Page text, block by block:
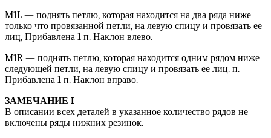
М1L — поднять петлю, которая находится на два ряда ниже
только что провязанной петли, на левую спицу и провязать ее
лиц, Прибавлена 1 п. Наклон влево.
M1R — поднять петлю, которая находится одним рядом ниже
следующей петли, на левую спицу и провязать ее лиц. п.
Прибавлена 1 п. Наклон вправо.
ЗАМЕЧАНИЕ I
В описании всех деталей в указанное количество рядов не
включены ряды нижних резинок.